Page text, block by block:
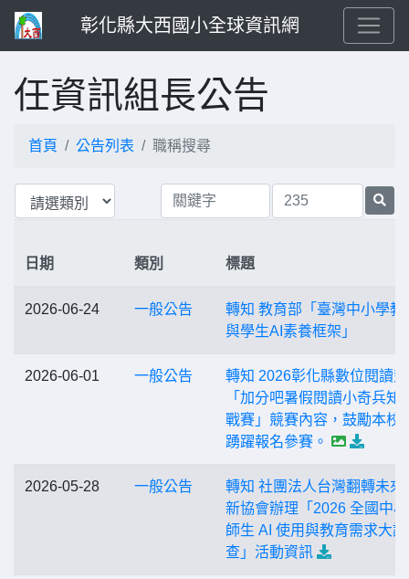
彰化縣大西國小全球資訊網
任資訊組長公告
首頁 公告列表 職稱搜尋
日期 類別 標題
2026-06-24 一般公告
轉知 教育部「臺灣中小學教
與學生AI素養框架」
2026-06-01 一般公告
轉知 2026彰化縣數位閱讀
「加分吧暑假閱讀小奇兵知
戰賽」競賽內容，鼓勵本校
踴躍報名參賽。
2026-05-28 一般公告
轉知 社團法人台灣翻轉未來
新協會辦理「2026 全國中
師生 AI 使用與教育需求大調
查」活動資訊